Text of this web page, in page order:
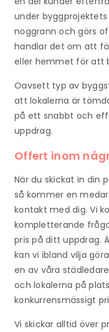
under
noggrann och görs
handlar det om att
eller hemmet för att
Oavsett typ av
att lokalerna är
på ett snabbt och
uppdrag.
Offert inom
När du skickat in din
så kommer en
kontakt med dig. Vi
kompletterande
pris på ditt uppdrag.
kan vi ibland vilja
en av våra
och lokalerna på
konkurrensmässigt
Vi skickar alltid över